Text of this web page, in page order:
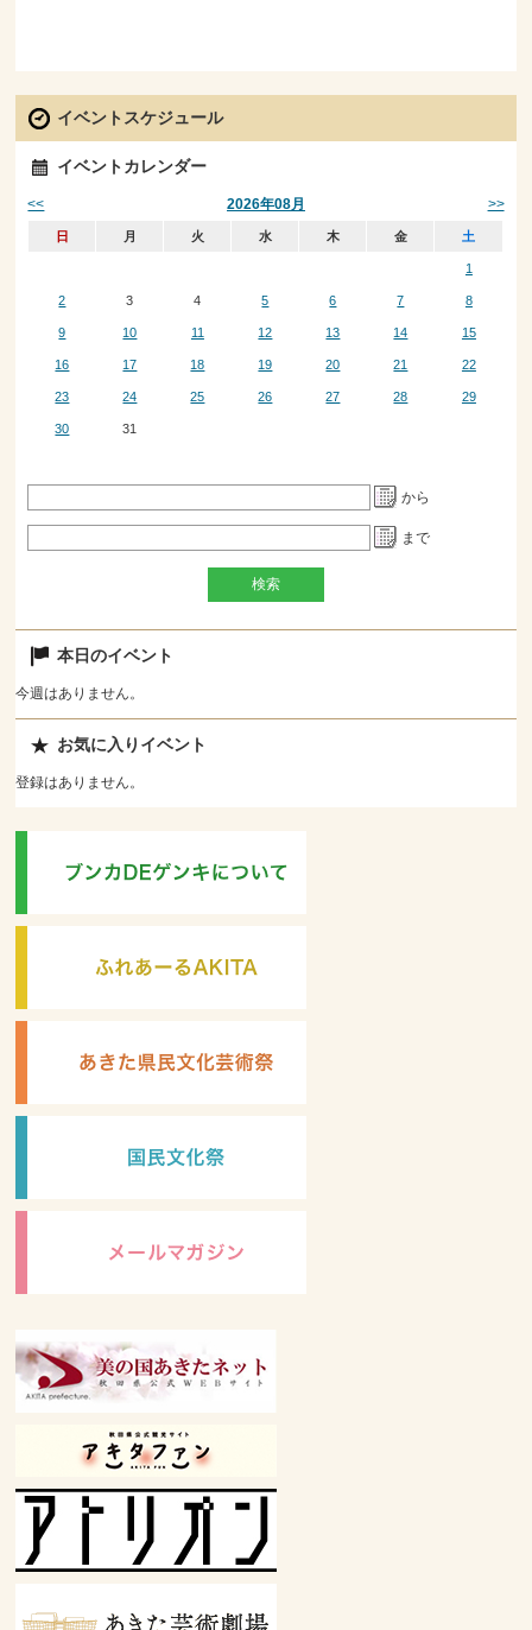
イベントスケジュール
イベントカレンダー
2026年08月
<< >>
日 月 火 水 木 金 土
1
2 3 4 5 6 7 8
9 10 11 12 13 14 15
16 17 18 19 20 21 22
23 24 25 26 27 28 29
30 31
から
まで
本日のイベント
今週はありません。
お気に入りイベント
登録はありません。